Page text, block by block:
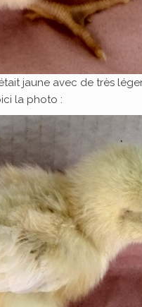
jaune avec de très
la photo :